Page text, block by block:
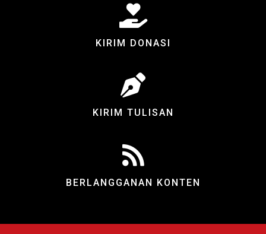
KIRIM DONASI
KIRIM TULISAN
BERLANGGANAN KONTEN